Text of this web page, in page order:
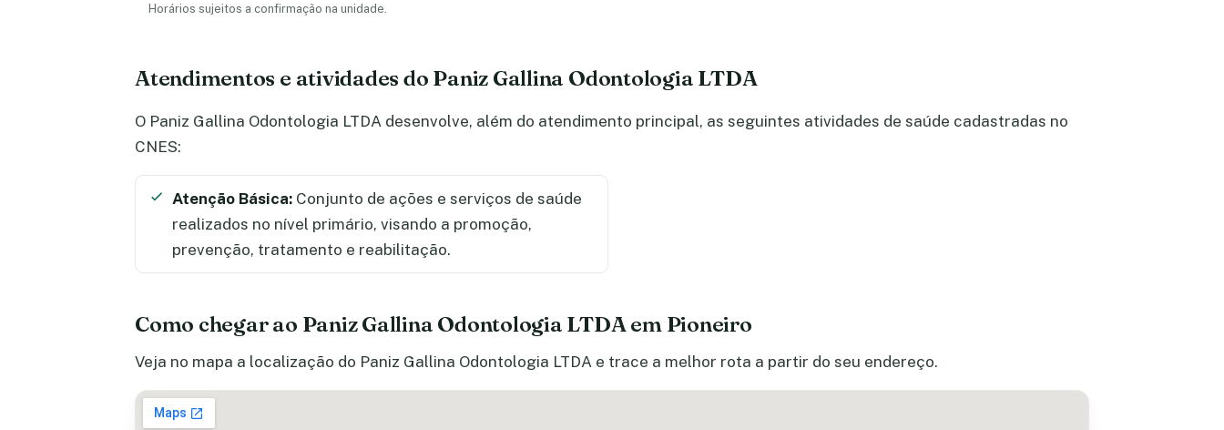
Horários sujeitos a confirmação na unidade.
Atendimentos e atividades do Paniz Gallina Odontologia LTDA
O Paniz Gallina Odontologia LTDA desenvolve, além do atendimento principal, as seguintes atividades de saúde cadastradas no
CNES:
Atenção Básica: Conjunto de ações e serviços de saúde
realizados no nível primário, visando a promoção,
prevenção, tratamento e reabilitação.
Como chegar ao Paniz Gallina Odontologia LTDA em Pioneiro
Veja no mapa a localização do Paniz Gallina Odontologia LTDA e trace a melhor rota a partir do seu endereço.